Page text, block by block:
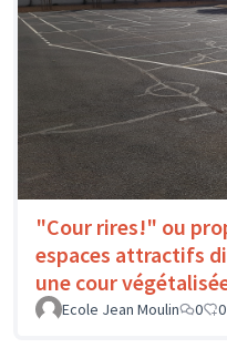
"Cour rires!" ou
espaces attractifs
une cour
Ecole Jean Moulin 0 0